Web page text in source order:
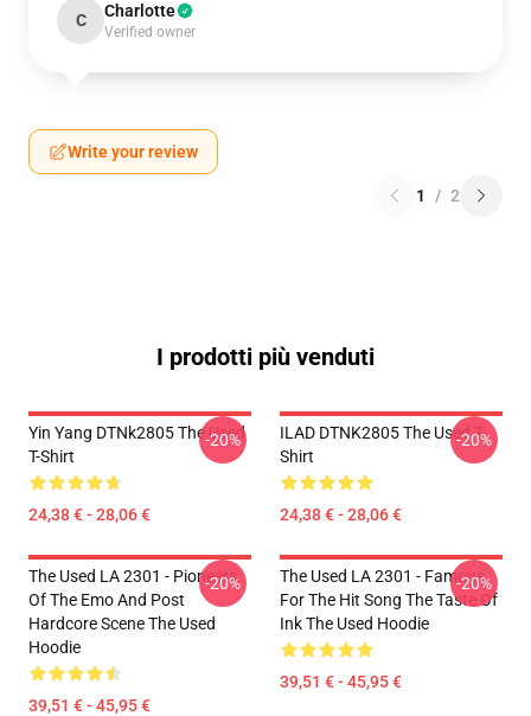
C Charlotte
Verified owner
Write your review
1 / 2
I prodotti più venduti
Yin Yang DTNk2805 The Used
T-Shirt
24,38 € - 28,06 €
-20%
ILAD DTNK2805 The Used T-
Shirt
24,38 € - 28,06 €
-20%
The Used LA 2301 - Pioneers
Of The Emo And Post
Hardcore Scene The Used
Hoodie
39,51 € - 45,95 €
-20%
The Used LA 2301 - Famous
For The Hit Song The Taste Of
Ink The Used Hoodie
39,51 € - 45,95 €
-20%